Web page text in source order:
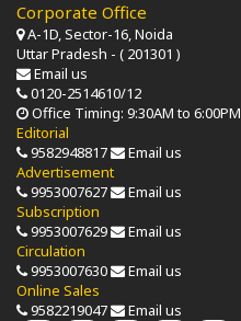
Corporate Office
A-1D, Sector-16, Noida
Uttar Pradesh - ( 201301 )
Email us
0120-2514610/12
Office Timing: 9:30AM to 6:00PM
Editorial
9582948817
Email us
Advertisement
9953007627
Email us
Subscription
9953007629
Email us
Circulation
9953007630
Email us
Online Sales
9582219047
Email us